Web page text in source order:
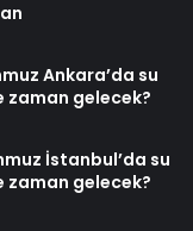
Ankara’da su
zaman gelecek?
İstanbul’da su
zaman gelecek?